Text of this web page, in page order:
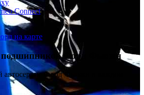
Connect
на карте
Форд Фьюжн
автосервис Форд Фьюжн в каждом